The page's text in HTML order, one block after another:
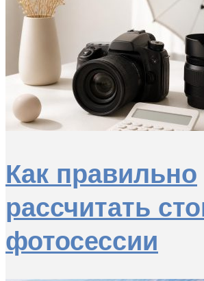
Как правильно
рассчитать
фотосессии